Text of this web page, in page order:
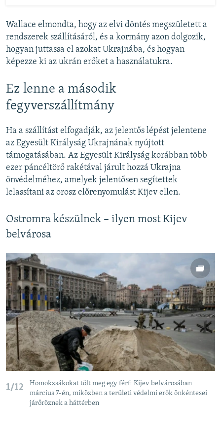
Wallace elmondta, hogy az elvi döntés megszületett a
rendszerek szállításáról, és a kormány azon dolgozik,
hogyan juttassa el azokat Ukrajnába, és hogyan
képezze ki az ukrán erőket a használatukra.
Ez lenne a második
fegyverszállítmány
Ha a szállítást elfogadják, az jelentős lépést jelentene
az Egyesült Királyság Ukrajnának nyújtott
támogatásában. Az Egyesült Királyság korábban több
ezer páncéltörő rakétával járult hozzá Ukrajna
önvédelméhez, amelyek jelentősen segítettek
lelassítani az orosz előrenyomulást Kijev ellen.
Ostromra készülnek – ilyen most Kijev
belvárosa
1/12
Homokzsákokat tölt meg egy férfi Kijev belvárosában
március 7-én, miközben a területi védelmi erők önkéntesei
járőröznek a háttérben